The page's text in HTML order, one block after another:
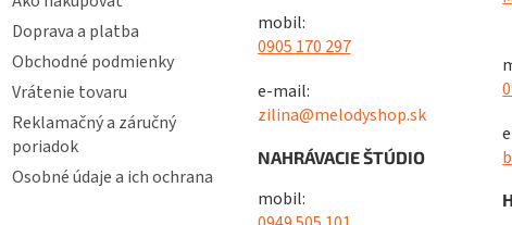
Doprava a platba
Obchodné podmienky
Vrátenie tovaru
Reklamačný a záručný
poriadok
Osobné údaje a ich ochrana
mobil:
0905 170 297
e-mail:
zilina@melodyshop.sk
NAHRÁVACIE ŠTÚDIO
mobil: